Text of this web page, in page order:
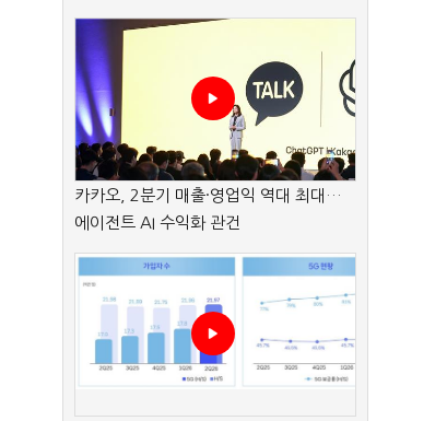
카카오, 2분기 매출·영업익 역대 최대…
에이전트 AI 수익화 관건